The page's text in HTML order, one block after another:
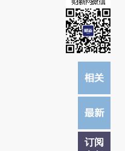
订阅